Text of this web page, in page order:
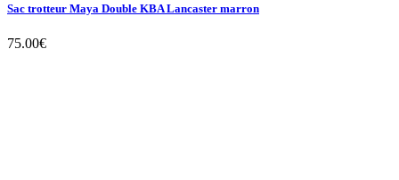
Sac trotteur Maya Double KBA Lancaster marron
75.00€